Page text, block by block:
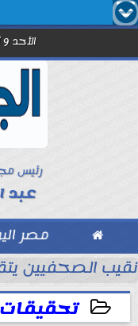
الأحد 9 أغسطس 2026
رئيس
عبد
 مصر
مع الصحفيين
نقيب الصحفيين يتقدم بـ10 بلاغات للنائب العام ضد
تحقيقات